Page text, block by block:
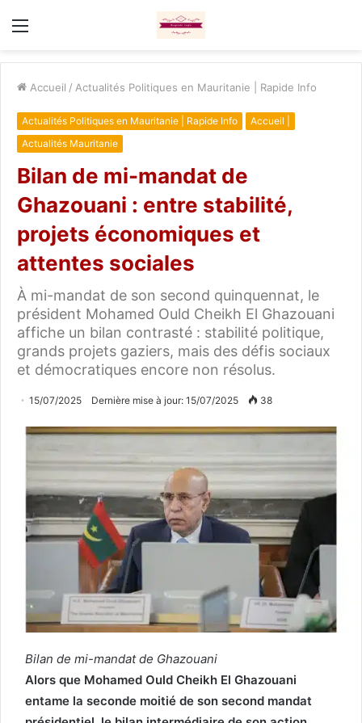
Menu
Accueil / Actualités Politiques en Mauritanie | Rapide Info
Actualités Politiques en Mauritanie | Rapide Info
Accueil |
Actualités Mauritanie
Bilan de mi-mandat de
Ghazouani : entre stabilité,
projets économiques et
attentes sociales
À mi-mandat de son second quinquennat, le
président Mohamed Ould Cheikh El Ghazouani
affiche un bilan contrasté : stabilité politique,
grands projets gaziers, mais des défis sociaux
et démocratiques encore non résolus.
15/07/2025 Dernière mise à jour: 15/07/2025 38
Bilan de mi-mandat de Ghazouani
Alors que Mohamed Ould Cheikh El Ghazouani
entame la seconde moitié de son second mandat